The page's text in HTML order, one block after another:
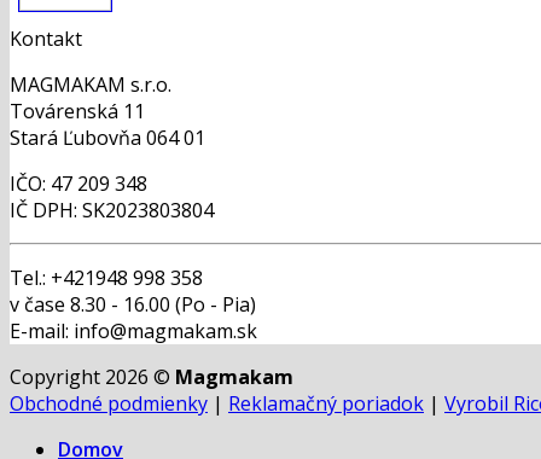
Kontakt
MAGMAKAM s.r.o.
Továrenská 11
Stará Ľubovňa 064 01
IČO: 47 209 348
IČ DPH: SK2023803804
Tel.: +421948 998 358
v čase 8.30 - 16.00 (Po - Pia)
E-mail: info@magmakam.sk
Copyright 2026 © Magmakam
Obchodné podmienky | Reklamačný poriadok | Vyrobil
Domov